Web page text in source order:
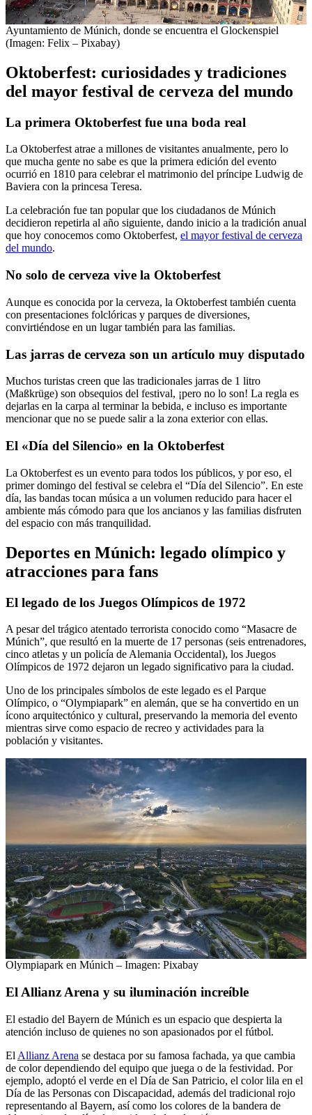
Ayuntamiento de Múnich, donde se encuentra el Glockenspiel
(Imagen: Felix – Pixabay)
Oktoberfest: curiosidades y tradiciones
del mayor festival de cerveza del mundo
La primera Oktoberfest fue una boda real
La Oktoberfest atrae a millones de visitantes anualmente, pero lo
que mucha gente no sabe es que la primera edición del evento
ocurrió en 1810 para celebrar el matrimonio del príncipe Ludwig de
Baviera con la princesa Teresa.
La celebración fue tan popular que los ciudadanos de Múnich
decidieron repetirla al año siguiente, dando inicio a la tradición anual
que hoy conocemos como Oktoberfest, el mayor festival de cerveza
del mundo.
No solo de cerveza vive la Oktoberfest
Aunque es conocida por la cerveza, la Oktoberfest también cuenta
con presentaciones folclóricas y parques de diversiones,
convirtiéndose en un lugar también para las familias.
Las jarras de cerveza son un artículo muy disputado
Muchos turistas creen que las tradicionales jarras de 1 litro
(Maßkrüge) son obsequios del festival, ¡pero no lo son! La regla es
dejarlas en la carpa al terminar la bebida, e incluso es importante
mencionar que no se puede salir a la zona exterior con ellas.
El «Día del Silencio» en la Oktoberfest
La Oktoberfest es un evento para todos los públicos, y por eso, el
primer domingo del festival se celebra el “Día del Silencio”. En este
día, las bandas tocan música a un volumen reducido para hacer el
ambiente más cómodo para que los ancianos y las familias disfruten
del espacio con más tranquilidad.
Deportes en Múnich: legado olímpico y
atracciones para fans
El legado de los Juegos Olímpicos de 1972
A pesar del trágico atentado terrorista conocido como “Masacre de
Múnich”, que resultó en la muerte de 17 personas (seis entrenadores,
cinco atletas y un policía de Alemania Occidental), los Juegos
Olímpicos de 1972 dejaron un legado significativo para la ciudad.
Uno de los principales símbolos de este legado es el Parque
Olímpico, o “Olympiapark” en alemán, que se ha convertido en un
ícono arquitectónico y cultural, preservando la memoria del evento
mientras sirve como espacio de recreo y actividades para la
población y visitantes.
Olympiapark en Múnich – Imagen: Pixabay
El Allianz Arena y su iluminación increíble
El estadio del Bayern de Múnich es un espacio que despierta la
atención incluso de quienes no son apasionados por el fútbol.
El Allianz Arena se destaca por su famosa fachada, ya que cambia
de color dependiendo del equipo que juega o de la festividad. Por
ejemplo, adoptó el verde en el Día de San Patricio, el color lila en el
Día de las Personas con Discapacidad, además del tradicional rojo
representando al Bayern, así como los colores de la bandera de